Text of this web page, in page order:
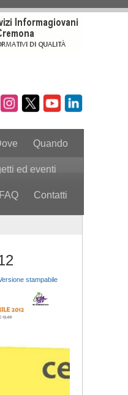
Quando
ed eventi
FAQ Contatti
stampabile